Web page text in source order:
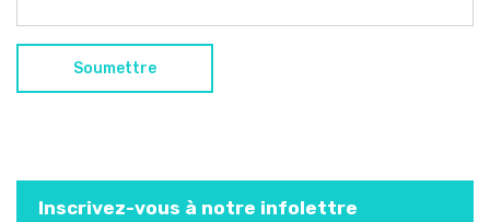
Inscrivez-vous à notre infolettre